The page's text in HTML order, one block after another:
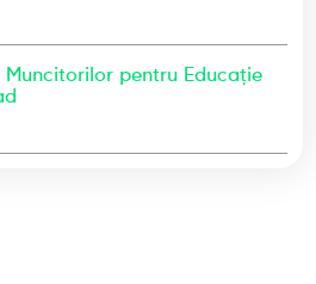
pentru Educație